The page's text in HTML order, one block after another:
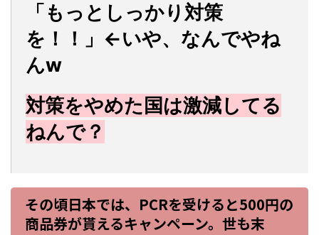
「もっとしっかり対策
を！！」←いや、なんでやね
んw
対策をやめた国は激減してる
ねんで？
その頃日本では、PCRを受けると500円の
商品券が貰えるキャンペーン。世も末